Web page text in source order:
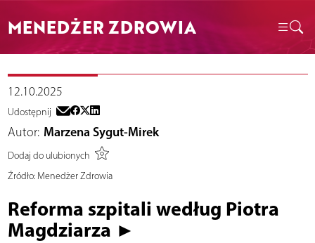
MENEDŻER ZDROWIA
12.10.2025
Udostępnij
Autor: Marzena Sygut-Mirek
Dodaj do ulubionych
Źródło:Menedżer Zdrowia
Reforma szpitali według Piotra
Magdziarza ►